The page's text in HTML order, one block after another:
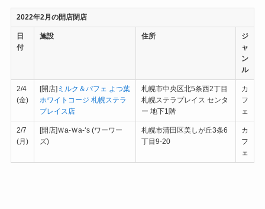
2022年2月の開店閉店
日
付
施設 住所
ジ
ャ
ン
ル
2/4
(金)
[開店] ミルク＆パフェ よつ葉
ホワイトコージ 札幌ステラ
プレイス店
札幌市中央区北5条西2丁目
札幌ステラプレイス センタ
ー 地下1階
カ
フ
ェ
2/7
(月)
[開店]Ｗa-Ｗa-‘s (ワーワー
ズ)
札幌市清田区美しが丘3条6
丁目9-20
カ
フ
ェ